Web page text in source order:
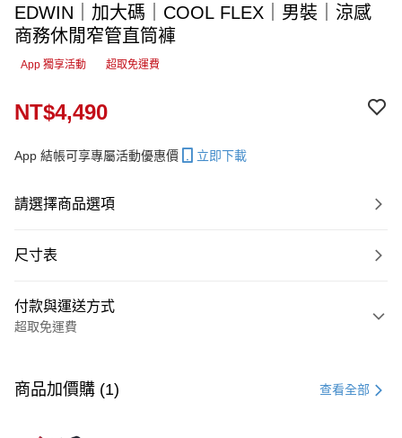
EDWIN｜加大碼｜COOL FLEX｜男裝｜涼感
商務休閒窄管直筒褲
App 獨享活動 超取免運費
NT$4,490
App 結帳可享專屬活動優惠價 立即下載
請選擇商品選項
尺寸表
付款與運送方式
超取免運費
信用卡一次付款
商品加價購 (1) 查看全部